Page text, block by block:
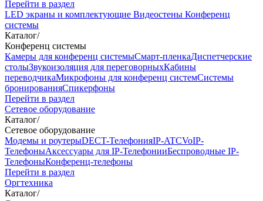
Перейти в раздел
LED экраны и комплектующие Видеостены Конференц
системы
Каталог/
Конференц системы
Камеры для конференц системыCмарт-пленкаДиспетчерские
столыЗвукоизоляция для переговорныхКабины
переводчикаМикрофоны для конференц системСистемы
бронированияСпикерфоны
Перейти в раздел
Сетевое оборудование
Каталог/
Сетевое оборудование
Модемы и роутерыDECT-ТелефонияIP-ATCVoIP-
ТелефоныАксессуары для IP-ТелефонииБеспроводные IP-
ТелефоныКонференц-телефоны
Перейти в раздел
Оргтехника
Каталог/